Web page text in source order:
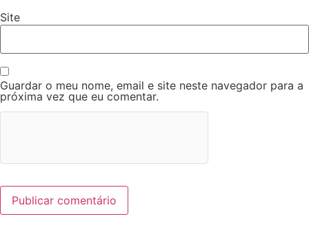
Site
Guardar o meu nome, email e site neste navegador para a
próxima vez que eu comentar.